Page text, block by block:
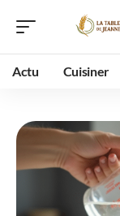
Actu Cuisiner